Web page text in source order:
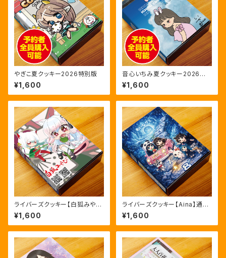
やぎこ夏クッキー2026特別版
¥1,600
音心いちみ夏クッキー2026特
別版
¥1,600
ライバーズクッキー【白狐みや
び】通常予約版
¥1,600
ライバーズクッキー【Aina】通常
版
¥1,600